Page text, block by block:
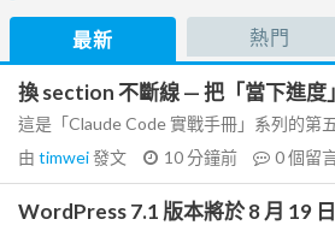
最新 熱門
換 section 不斷線 — 把「當下進度
這是「Claude Code 實戰手冊」系列的第
由 timwei發文 10 分鐘前 0個留
WordPress 7.1 版本將於 8 月 19